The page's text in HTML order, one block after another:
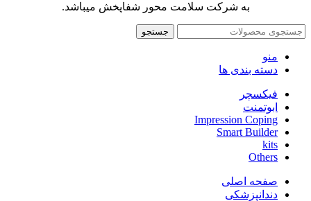
به شرکت سلامت محور شفاپخش میباشد.
جستجو
منو
دسته بندی ها
فیکسچر
ابوتمنت
Impression Coping
Smart Builder
kits
Others
صفحه اصلی
دندانپزشکی